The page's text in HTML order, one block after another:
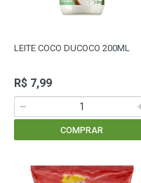
LEITE COCO DUCOCO 200ML
R$ 7,99
COMPRAR